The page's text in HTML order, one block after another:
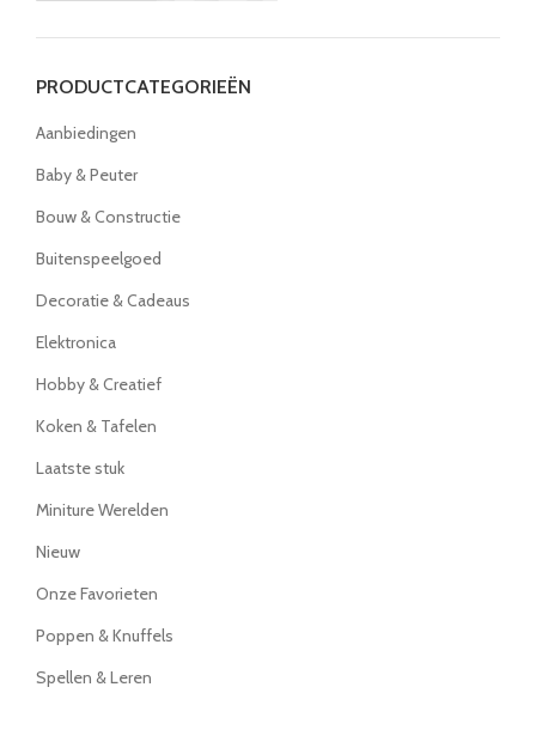
PRODUCTCATEGORIEËN
Aanbiedingen
Baby & Peuter
Bouw & Constructie
Buitenspeelgoed
Decoratie & Cadeaus
Elektronica
Hobby & Creatief
Koken & Tafelen
Laatste stuk
Miniture Werelden
Nieuw
Onze Favorieten
Poppen & Knuffels
Spellen & Leren